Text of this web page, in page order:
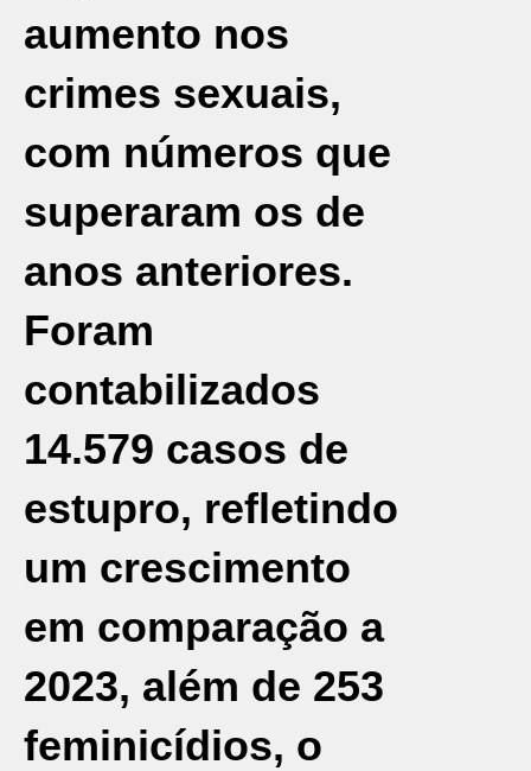
aumento nos
crimes sexuais,
com números que
superaram os de
anos anteriores.
Foram
contabilizados
14.579 casos de
estupro, refletindo
um crescimento
em comparação a
2023, além de 253
feminicídios, o